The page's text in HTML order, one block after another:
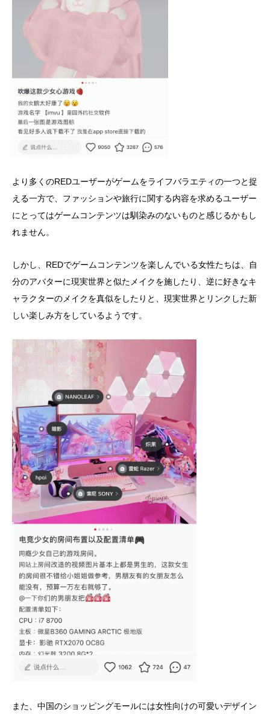
より多くのREDユーザーがゲームをライフバラエティの一つと捉
える一方で、ファッションや旅行に関する内容を求めるユーザー
にとってはゲームコンテンツは馴染みのないものと感じるかもし
れません。
しかし、REDでゲームコンテンツを楽しんでいる女性たちは、自
分のアバターに現実世界と似たメイクを施したり、逆に好きなキ
ャラクターのメイクを真似をしたりと、現実世界とリンクした新
しい楽しみ方をしているようです。
また、中国のショッピングモールには女性向けの可愛いデザイン